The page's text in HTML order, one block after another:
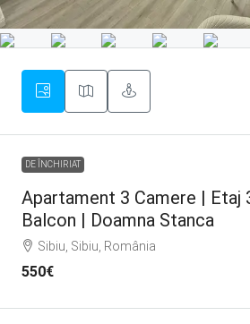
DE ÎNCHIRIAT
Apartament 3 Camere | Etaj
Balcon | Doamna Stanca
Sibiu, Sibiu, România
550€